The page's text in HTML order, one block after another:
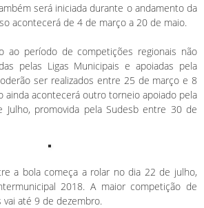
será iniciada durante o andamento da
acontecerá de 4 de março a 20 de maio.
ao período de competições regionais não
pelas Ligas Municipais e apoiadas pela
ser realizados entre 25 de março e 8
ainda acontecerá outro torneio apoiado pela
Julho, promovida pela Sudesb entre 30 de
a bola começa a rolar no dia 22 de julho,
2018. A maior competição de
até 9 de dezembro.